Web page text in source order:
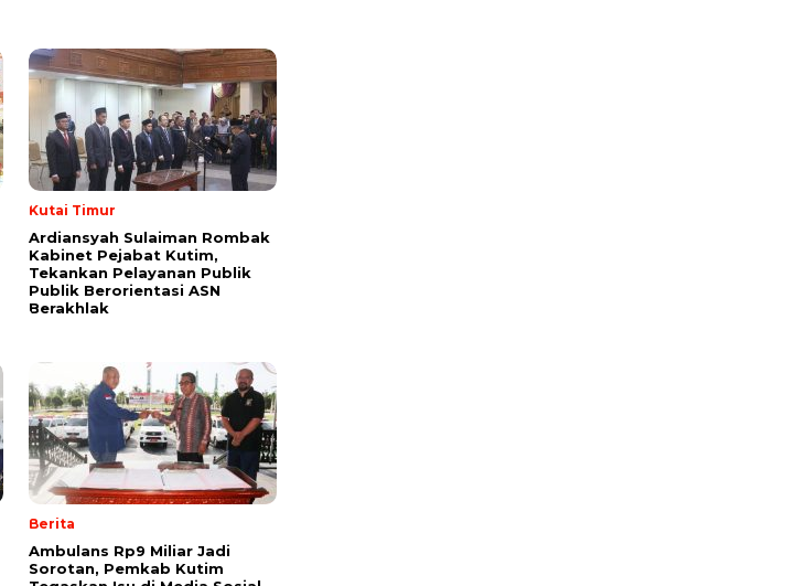
Kutai Timur
Ardiansyah Sulaiman Rombak
Kabinet Pejabat Kutim,
Tekankan Pelayanan Publik
Publik Berorientasi ASN
Berakhlak
Berita
Ambulans Rp9 Miliar Jadi
Sorotan, Pemkab Kutim